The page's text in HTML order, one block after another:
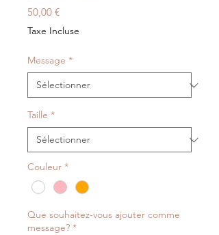
50,00 €Prix
Taxe Incluse
Message *
Taille *
Couleur *
Que souhaitez-vous ajouter comme
message? *